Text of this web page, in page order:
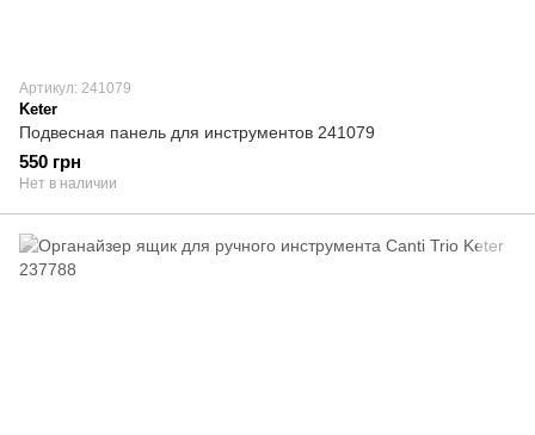
Артикул: 241079
Keter
Подвесная панель для инструментов 241079
550 грн
Нет в наличии